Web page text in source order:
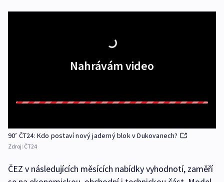
Nahrávám video
90’ ČT24: Kdo postaví nový jaderný blok v Dukovanech?
Zdroj: ČT24
ČEZ v následujících měsících nabídky vyhodnotí, zaměří